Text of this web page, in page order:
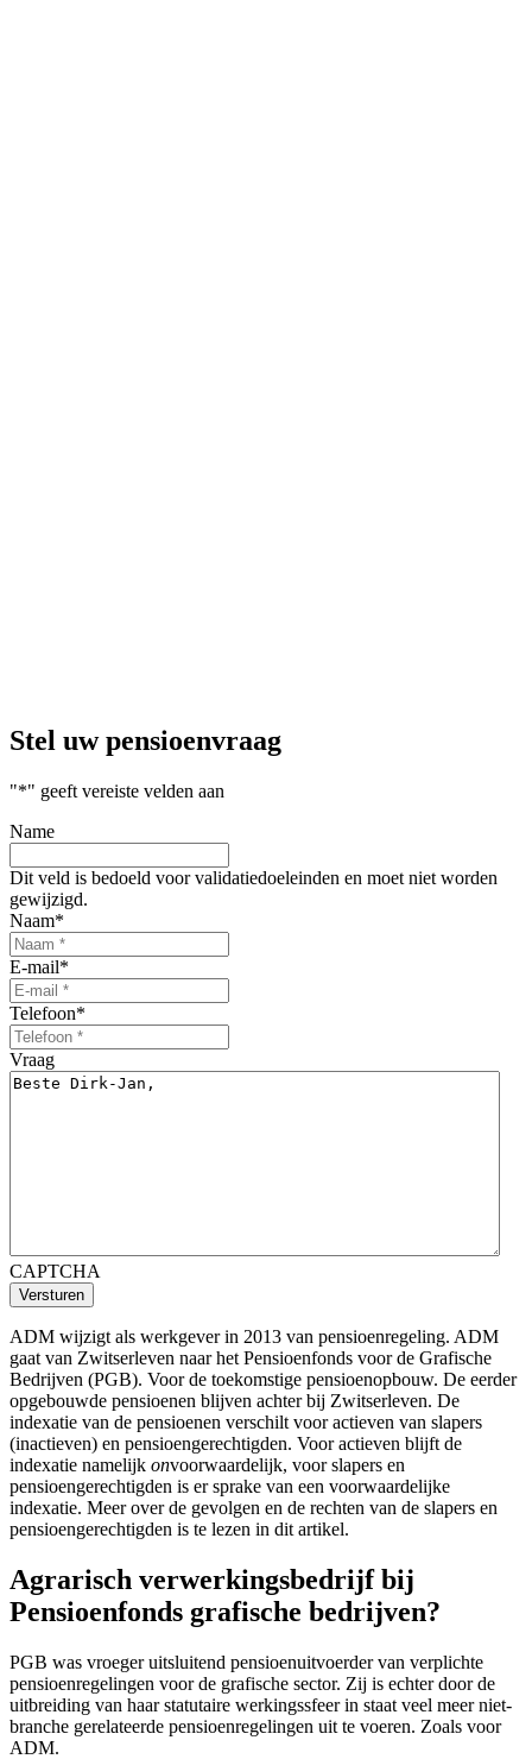
Stel uwpensioenvraag
"*" geeft vereiste velden aan
Name
Dit veld is bedoeld voor validatiedoeleinden en moet niet worden
gewijzigd.
Naam*
E-mail*
Telefoon*
Vraag
CAPTCHA
Versturen
ADM wijzigt als werkgever in 2013 van pensioenregeling. ADM
gaat van Zwitserleven naar het Pensioenfonds voor de Grafische
Bedrijven (PGB). Voor de toekomstige pensioenopbouw. De eerder
opgebouwde pensioenen blijven achter bij Zwitserleven. De
indexatie van de pensioenen verschilt voor actieven van slapers
(inactieven) en pensioengerechtigden. Voor actieven blijft de
indexatie namelijk onvoorwaardelijk, voor slapers en
pensioengerechtigden is er sprake van een voorwaardelijke
indexatie. Meer over de gevolgen en de rechten van de slapers en
pensioengerechtigden is te lezen in dit artikel.
Agrarisch verwerkingsbedrijf bij
Pensioenfonds grafische bedrijven?
PGB was vroeger uitsluitend pensioenuitvoerder van verplichte
pensioenregelingen voor de grafische sector. Zij is echter door de
uitbreiding van haar statutaire werkingssfeer in staat veel meer niet-
branche gerelateerde pensioenregelingen uit te voeren. Zoals voor
ADM.